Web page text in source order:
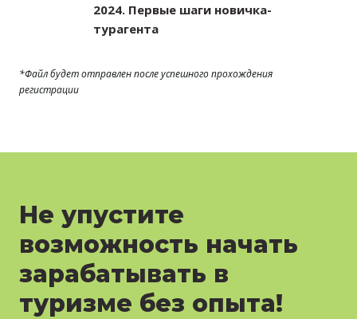
*Файл будет отправлен после успешного прохождения
регистрации
2024. Первые шаги новичка-
турагента
Не упустите
возможность начать
зарабатывать в
туризме без опыта!